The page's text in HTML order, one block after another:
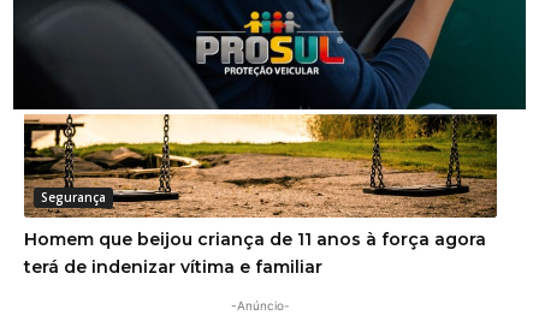
Segurança
Homem que beijou criança de 11 anos à força agora
terá de indenizar vítima e familiar
-Anúncio-